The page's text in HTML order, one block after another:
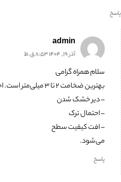
پاسخ
admin
آذر 19, 1404 8:53 ق.ظ
سلام همراه گرامی
بهترین ضخامت ۲ تا ۳ میلی‌متر است. اجرای لایهٔ ضخیم باعث:
– دیر خشک شدن
– احتمال ترک
– افت کیفیت سطح
می‌شود.
پاسخ